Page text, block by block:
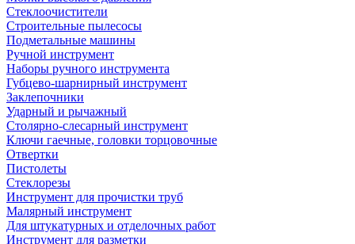
Стеклоочистители
Строительные пылесосы
Подметальные машины
Ручной инструмент
Наборы ручного инструмента
Губцево-шарнирный инструмент
Заклепочники
Ударный и рычажный
Столярно-слесарный инструмент
Ключи гаечные, головки торцовочные
Отвертки
Пистолеты
Стеклорезы
Инструмент для прочистки труб
Малярный инструмент
Для штукатурных и отделочных работ
Инструмент для разметки